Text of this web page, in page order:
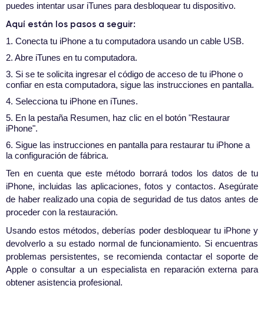
puedes intentar usar iTunes para desbloquear tu dispositivo.
Aquí están los pasos a seguir:
1. Conecta tu iPhone a tu computadora usando un cable USB.
2. Abre iTunes en tu computadora.
3. Si se te solicita ingresar el código de acceso de tu iPhone o
confiar en esta computadora, sigue las instrucciones en pantalla.
4. Selecciona tu iPhone en iTunes.
5. En la pestaña Resumen, haz clic en el botón "Restaurar
iPhone".
6. Sigue las instrucciones en pantalla para restaurar tu iPhone a
la configuración de fábrica.
Ten en cuenta que este método borrará todos los datos de tu
iPhone, incluidas las aplicaciones, fotos y contactos. Asegúrate
de haber realizado una copia de seguridad de tus datos antes de
proceder con la restauración.
Usando estos métodos, deberías poder desbloquear tu iPhone y
devolverlo a su estado normal de funcionamiento. Si encuentras
problemas persistentes, se recomienda contactar el soporte de
Apple o consultar a un especialista en reparación externa para
obtener asistencia profesional.